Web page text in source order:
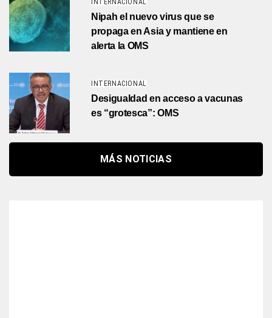
INTERNACIONAL
Nipah el nuevo virus que se
propaga en Asia y mantiene en
alerta la OMS
INTERNACIONAL
Desigualdad en acceso a vacunas
es “grotesca”: OMS
MÁS NOTICIAS